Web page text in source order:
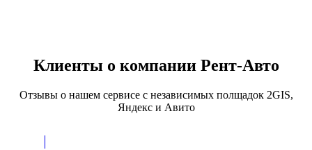
Клиенты о компании Рент-Авто
Отзывы о нашем сервисе с независимых полщадок 2GIS,
Яндекс и Авито